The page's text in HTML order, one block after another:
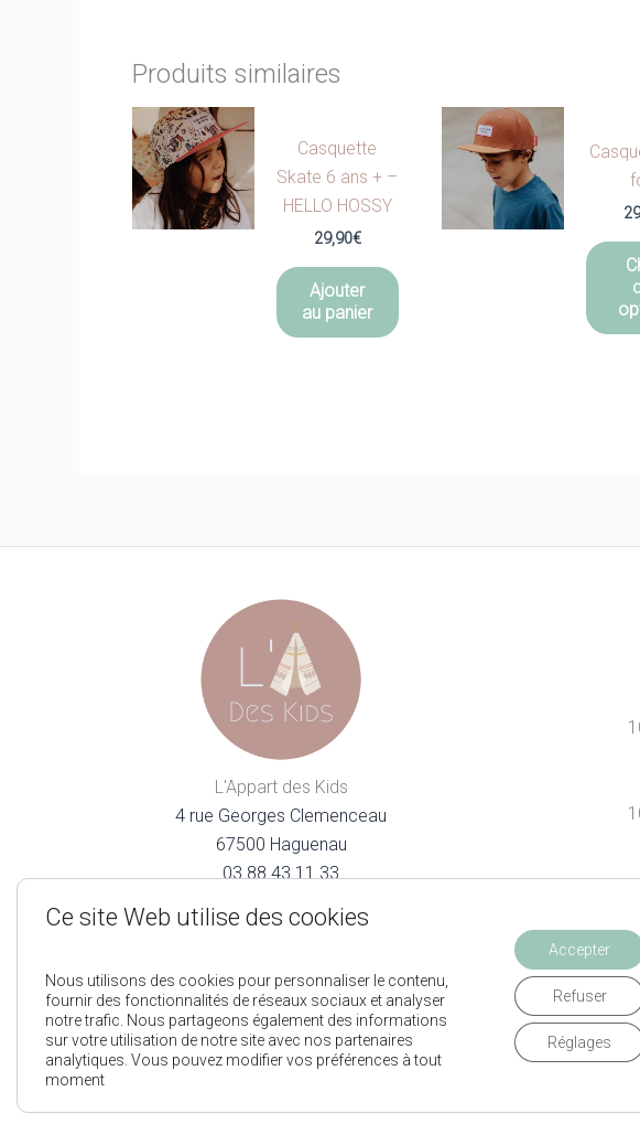
Produits similaires
Casquette
Skate 6 ans + –
HELLO HOSSY
29,90€
Ajouter
au panier
L'Appart des Kids
4 rue Georges Clemenceau
67500 Haguenau
03.88.43.11.33
Mentions Légales Politique de
Ce site Web utilise des cookies
Nous utilisons des cookies pour personnaliser le contenu,
fournir des fonctionnalités de réseaux sociaux et analyser
notre trafic. Nous partageons également des informations
sur votre utilisation de notre site avec nos partenaires
analytiques. Vous pouvez modifier vos préférences à tout
moment
Accepter
Refuser
Réglages